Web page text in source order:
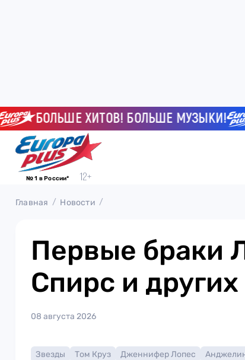
БОЛЬШЕ ХИТОВ! БОЛЬШЕ МУЗЫКИ!
№ 1 в России*
Главная Новости
Первые браки
Спирс и других
08 августа 2026
Звезды Том Круз Дженнифер Лопес